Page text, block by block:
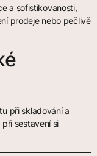
a sofistikovanosti,
prodeje nebo pečlivě
při skladování a
sestavení si